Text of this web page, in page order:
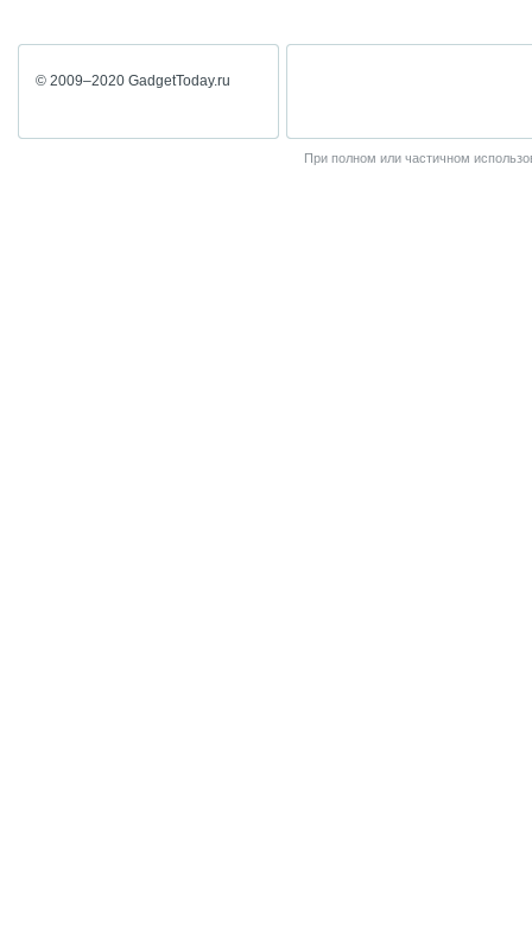
© 2009–2020 GadgetToday.ru
При полном или частичном